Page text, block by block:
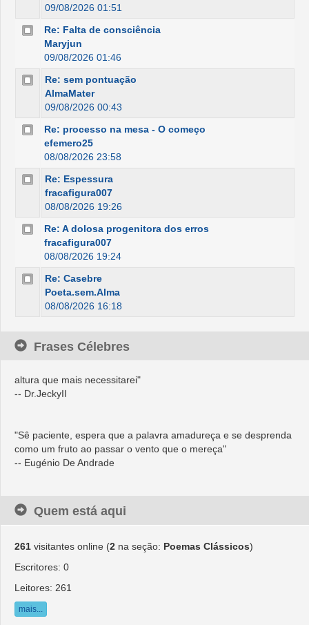
09/08/2026 01:51
Re: Falta de consciência
Maryjun
09/08/2026 01:46
Re: sem pontuação
AlmaMater
09/08/2026 00:43
Re: processo na mesa - O começo
efemero25
08/08/2026 23:58
Re: Espessura
fracafigura007
08/08/2026 19:26
Re: A dolosa progenitora dos erros
fracafigura007
08/08/2026 19:24
Re: Casebre
Poeta.sem.Alma
08/08/2026 16:18
Frases Célebres
"Ama-me quando eu menos o merecer, porque será nessa
altura que mais necessitarei"
-- Dr.JeckyII
"Sê paciente, espera que a palavra amadureça e se desprenda
como um fruto ao passar o vento que o mereça"
-- Eugénio De Andrade
"O amor e a verdade estão unidos entre si, como as faces de
uma moeda. É impossível separá-los. São as forças mais
-- Mahatma Gandhi
"Há vários motivos para não se amar uma pessoa e um só para
-- Carlos Drummond de Andrade
Quem está aqui
261 visitantes online (2 na seção: Poemas Clássicos)
Escritores: 0
Leitores: 261
mais...